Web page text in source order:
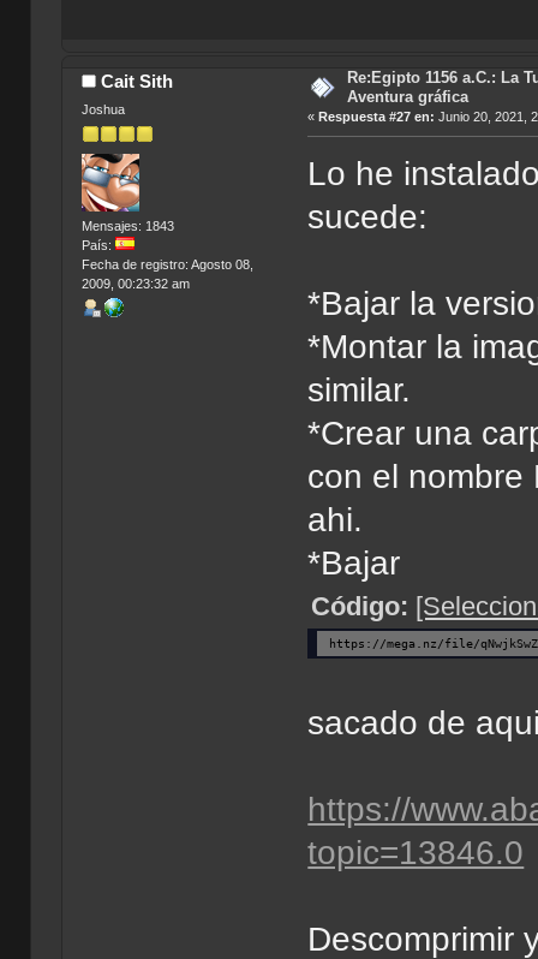
Cait Sith
Joshua
Mensajes: 1843
País:
Fecha de registro: Agosto 08,
2009, 00:23:32 am
Re:Egipto 1156 a.C.: La
Aventura gráfica
« Respuesta #27 en: Junio 20, 2021,
Lo he
sucede:
*Bajar la
*Montar la
similar.
*Crear una
con el
ahi.
*Bajar
Código:
https://mega.nz/file/qNwjkSwZ#L-
sacado de
https://
topic=13846.0
Descomprimir